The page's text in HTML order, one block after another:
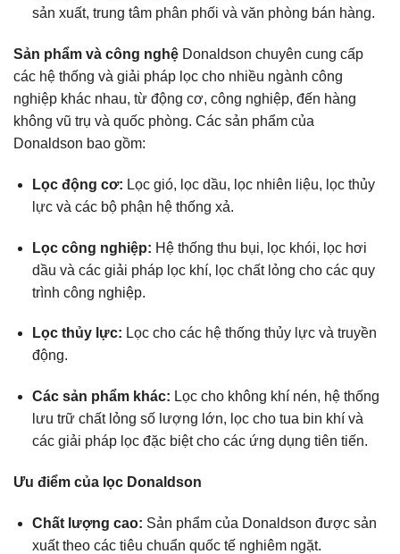
sản xuất, trung tâm phân phối và văn phòng bán hàng.
Sản phẩm và công nghệ Donaldson chuyên cung cấp
các hệ thống và giải pháp lọc cho nhiều ngành công
nghiệp khác nhau, từ động cơ, công nghiệp, đến hàng
không vũ trụ và quốc phòng. Các sản phẩm của
Donaldson bao gồm:
Lọc động cơ: Lọc gió, lọc dầu, lọc nhiên liệu, lọc thủy
lực và các bộ phận hệ thống xả.
Lọc công nghiệp: Hệ thống thu bụi, lọc khói, lọc hơi
dầu và các giải pháp lọc khí, lọc chất lỏng cho các quy
trình công nghiệp.
Lọc thủy lực: Lọc cho các hệ thống thủy lực và truyền
động.
Các sản phẩm khác: Lọc cho không khí nén, hệ thống
lưu trữ chất lỏng số lượng lớn, lọc cho tua bin khí và
các giải pháp lọc đặc biệt cho các ứng dụng tiên tiến.
Ưu điểm của lọc Donaldson
Chất lượng cao: Sản phẩm của Donaldson được sản
xuất theo các tiêu chuẩn quốc tế nghiêm ngặt.